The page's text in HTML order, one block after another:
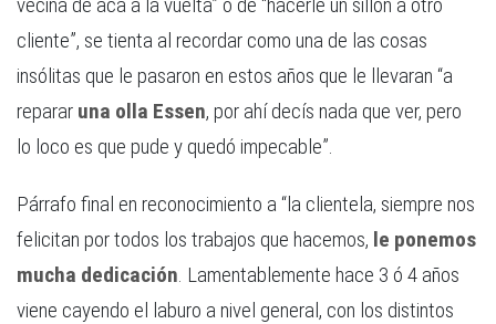
cliente”, se tienta al recordar como una de las cosas
insólitas que le pasaron en estos años que le llevaran “a
reparar una olla Essen, por ahí decís nada que ver, pero
lo loco es que pude y quedó impecable”.
Párrafo final en reconocimiento a “la clientela, siempre nos
felicitan por todos los trabajos que hacemos, le ponemos
mucha dedicación . Lamentablemente hace 3 ó 4 años
viene cayendo el laburo a nivel general, con los distintos